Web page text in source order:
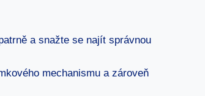
a snažte se najít správnou
mechanismu a zároveň